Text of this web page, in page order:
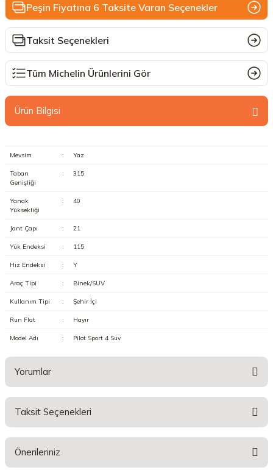
Peşin Fiyatına 6 Taksite Varan Seçenekler
Taksit Seçenekleri
Tüm Michelin Ürünlerini Gör
Ürün Bilgisi
Mevsim : Yaz
Taban
Genişliği
: 315
Yanak
Yüksekliği
: 40
Jant Çapı : 21
Yük Endeksi : 115
Hız Endeksi : Y
Araç Tipi : Binek/SUV
Kullanım Tipi : Şehir İçi
Run Flat : Hayır
Model Adı : Pilot Sport 4 Suv
Yorumlar
Taksit Seçenekleri
Önerileriniz